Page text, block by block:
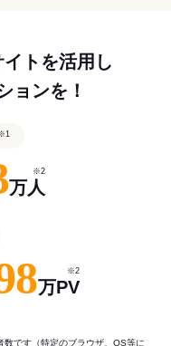
トを活用し
ョンを！
万人
※2
万PV
※2
です（特定のブラウザ、OS等に